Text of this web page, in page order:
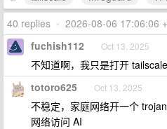
40 replies • 2026-08-06 17:06:06
fuchish112 Oct 13, 2025
不知道啊，我只是打开
totoro625 Oct 13, 2025
不稳定，家庭网络开一个
网络访问 AI